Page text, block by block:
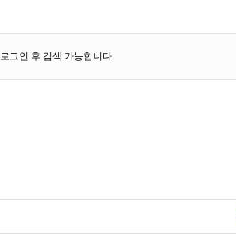
로그인 후 검색 가능합니다.